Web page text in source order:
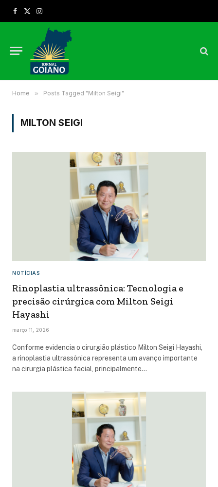
Facebook
X
Instagram
Home » Posts Tagged "Milton Seigi"
MILTON SEIGI
NOTÍCIAS
Rinoplastia ultrassônica: Tecnologia e
precisão cirúrgica com Milton Seigi
Hayashi
março 11, 2026
Conforme evidencia o cirurgião plástico Milton Seigi Hayashi,
a rinoplastia ultrassônica representa um avanço importante
na cirurgia plástica facial, principalmente…